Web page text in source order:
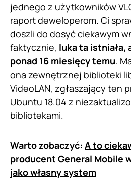
jednego z użytkowników
raport deweloperom. Ci
doszli do dosyć ciekawym
faktycznie, luka ta istniała,
ponad 16 miesięcy temu.
ona zewnętrznej biblioteki
VideoLAN, zgłaszający ten
Ubuntu 18.04 z
bibliotekami.
Warto zobaczyć: A to
producent General Mobile
jako własny system